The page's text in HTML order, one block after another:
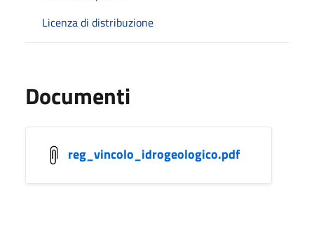
Licenza di distribuzione
Documenti
reg_vincolo_idrogeologico.pdf